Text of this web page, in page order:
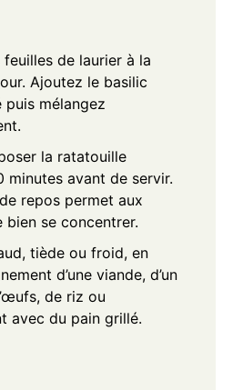
feuilles de laurier à la
Ajoutez le basilic
puis mélangez
la ratatouille
minutes avant de servir.
repos permet aux
bien se concentrer.
tiède ou froid, en
d’une viande, d’un
de riz ou
avec du pain grillé.